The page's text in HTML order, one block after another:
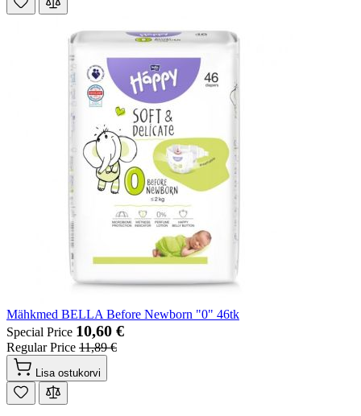
Mähkmed BELLA Before Newborn "0" 46tk
Special Price 10,60 €
Regular Price 11,89 €
Lisa ostukorvi